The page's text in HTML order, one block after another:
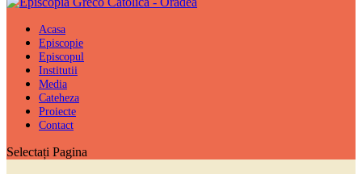
Acasa
Episcopie
Episcopul
Institutii
Media
Cateheza
Proiecte
Contact
Selectați Pagina